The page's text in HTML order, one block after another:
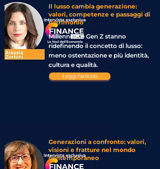
Il lusso cambia generazione:
valori, competenze e passaggi di
patrimonio
Millennials e Gen Z stanno
ridefinendo il concetto di lusso:
meno ostentazione e più identità,
cultura e qualità.
Leggi l'articolo
Generazioni a confronto: valori,
visioni e fratture nel mondo
contemporaneo